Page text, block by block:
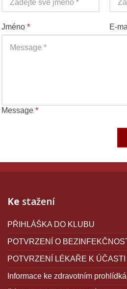
Jméno * E-
Message *
Ke stažení
PŘIHLÁŠKA DO KLUBU
POTVRZENÍ O
POTVRZENÍ LÉKAŘE K ÚČASTI
Informace ke zdravotním